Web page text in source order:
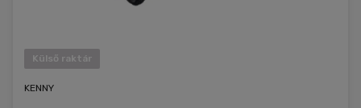
Külső raktár
KENNY